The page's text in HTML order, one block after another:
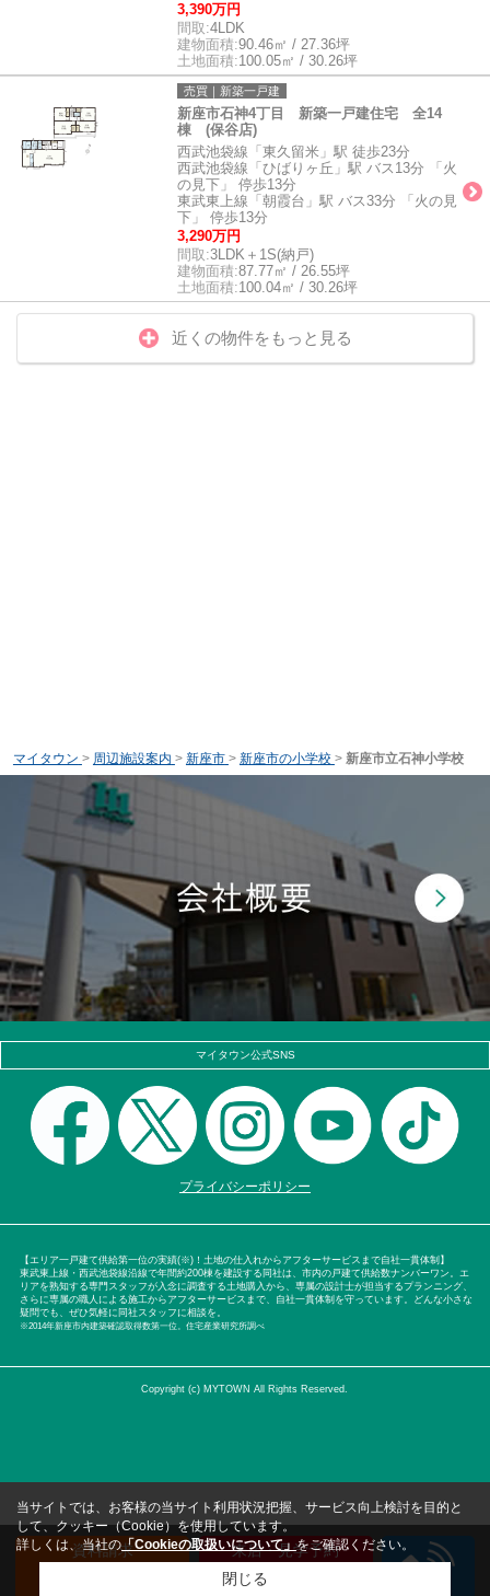
3,390万円
間取:4LDK
建物面積:90.46㎡ / 27.36坪
土地面積:100.05㎡ / 30.26坪
売買｜新築一戸建
新座市石神4丁目 新築一戸建住宅 全14
棟 (保谷店)
西武池袋線「東久留米」駅 徒歩23分
西武池袋線「ひばりヶ丘」駅 バス13分 「火
の見下」 停歩13分
東武東上線「朝霞台」駅 バス33分 「火の見
下」 停歩13分
3,290万円
間取:3LDK＋1S(納戸)
建物面積:87.77㎡ / 26.55坪
土地面積:100.04㎡ / 30.26坪
近くの物件をもっと見る
マイタウン > 周辺施設案内 > 新座市 > 新座市の小学校 > 新座市立石神小学校
マイタウン公式SNS
プライバシーポリシー
【エリア一戸建て供給第一位の実績(※)！土地の仕入れからアフターサービスまで自社一貫体制】
東武東上線・西武池袋線沿線で年間約200棟を建設する同社は、市内の戸建て供給数ナンバーワン。エ
リアを熟知する専門スタッフが入念に調査する土地購入から、専属の設計士が担当するプランニング、
さらに専属の職人による施工からアフターサービスまで、自社一貫体制を守っています。どんな小さな
疑問でも、ぜひ気軽に同社スタッフに相談を。
※2014年新座市内建築確認取得数第一位。住宅産業研究所調べ
Copyright (c) MYTOWN All Rights Reserved.
資料請求
来店・見学予約
（無料）
当サイトでは、お客様の当サイト利用状況把握、サービス向上検討を目的と
して、クッキー（Cookie）を使用しています。
詳しくは、当社の「Cookieの取扱いについて」をご確認ください。
閉じる